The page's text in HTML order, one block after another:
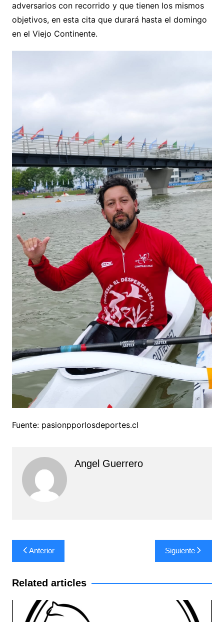
adversarios con recorrido y que tienen los mismos
objetivos, en esta cita que durará hasta el domingo
en el Viejo Continente.
Fuente: pasionpporlosdeportes.cl
Angel Guerrero
Navegación
de
entradas
Anterior Siguiente
Related articles